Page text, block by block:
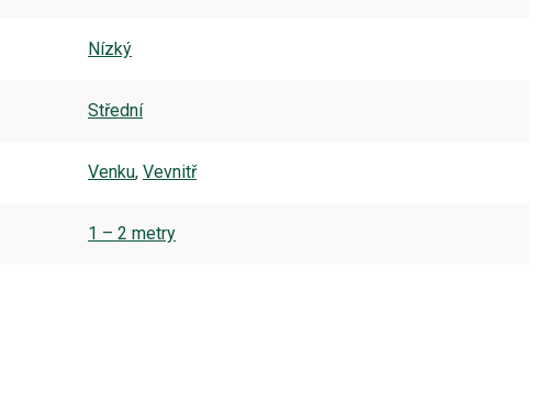
Nízký
Střední
Venku, Vevnitř
1 – 2 metry